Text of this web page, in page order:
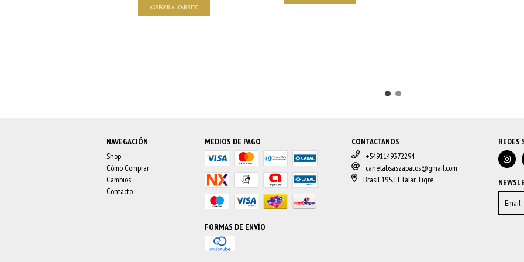
AGREGAR AL CARRITO
NAVEGACIÓN
Shop
Cómo Comprar
Cambios
Contacto
MEDIOS DE PAGO
FORMAS DE ENVÍO
CONTACTANOS
+5491149372294
canelabsaszapatos@gmail.com
Brasil 195. El Talar. Tigre
REDES